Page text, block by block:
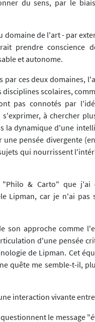
du sens, par le
domaine de l'art - par
prendre conscience
et autonome.
ces deux domaines,
scolaires,
pas connotés par
à chercher
la dynamique d'une
pensée divergente
qui nourrissent
& Carto" que j'ai
Lipman, car je n'ai pas
son approche comme
d'une pensée
de Lipman. Cet
quête me semble-t-il,
interaction vivante
le message